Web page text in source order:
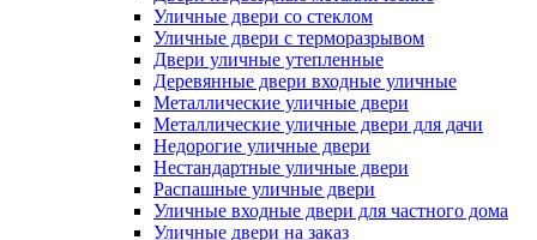
Уличные двери со стеклом
Уличные двери с терморазрывом
Двери уличные утепленные
Деревянные двери входные уличные
Металлические уличные двери
Металлические уличные двери для дачи
Недорогие уличные двери
Нестандартные уличные двери
Распашные уличные двери
Уличные входные двери для частного дома
Уличные двери на заказ